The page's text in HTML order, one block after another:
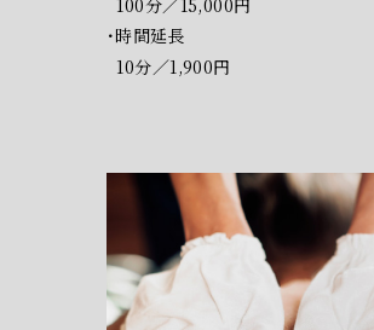
時間延長
10分／1,900円